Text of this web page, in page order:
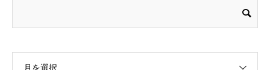
月を選択